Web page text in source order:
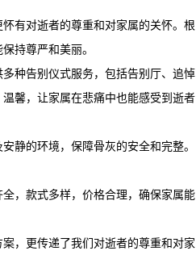
有对逝者的尊重和对家属的关怀。根
持尊严和美丽。
多种告别仪式服务，包括告别厅、追悼
馨，让家属在悲痛中也能感受到逝者
静的环境，保障骨灰的安全和完整。
，款式多样，价格合理，确保家属能
，更传递了我们对逝者的尊重和对家